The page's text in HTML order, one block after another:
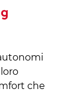
che